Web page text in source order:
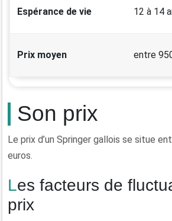
Espérance de vie 12 à 14
Prix moyen entre
Son prix
Le prix d’un Springer gallois se situe
euros.
Les facteurs de fluctuation des
prix